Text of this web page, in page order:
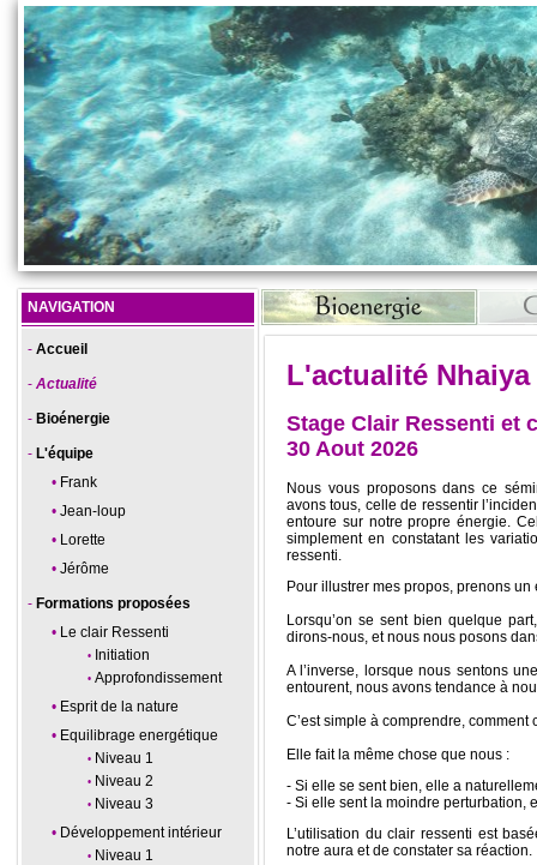
NAVIGATION
Accueil
Actualité
Bioénergie
L'équipe
Frank
Jean-loup
Lorette
Jérôme
Formations proposées
Le clair Ressenti
Initiation
Approfondissement
Esprit de la nature
Equilibrage energétique
Niveau 1
Niveau 2
Niveau 3
Développement intérieur
Niveau 1
L'actualité Nhaiya
Stage Clair Ressenti et
30 Aout 2026
Nous vous proposons dans ce
avons tous, celle de ressentir
entoure sur notre propre énergie.
simplement en constatant les
ressenti.
Pour illustrer mes propos, prenons un
Lorsqu’on se sent bien quelque
dirons-nous, et nous nous posons
A l’inverse, lorsque nous sentons
entourent, nous avons tendance à
C’est simple à comprendre,
Elle fait la même chose que nous :
- Si elle se sent bien, elle a
- Si elle sent la moindre perturbation,
L’utilisation du clair ressenti est
notre aura et de constater sa réaction.